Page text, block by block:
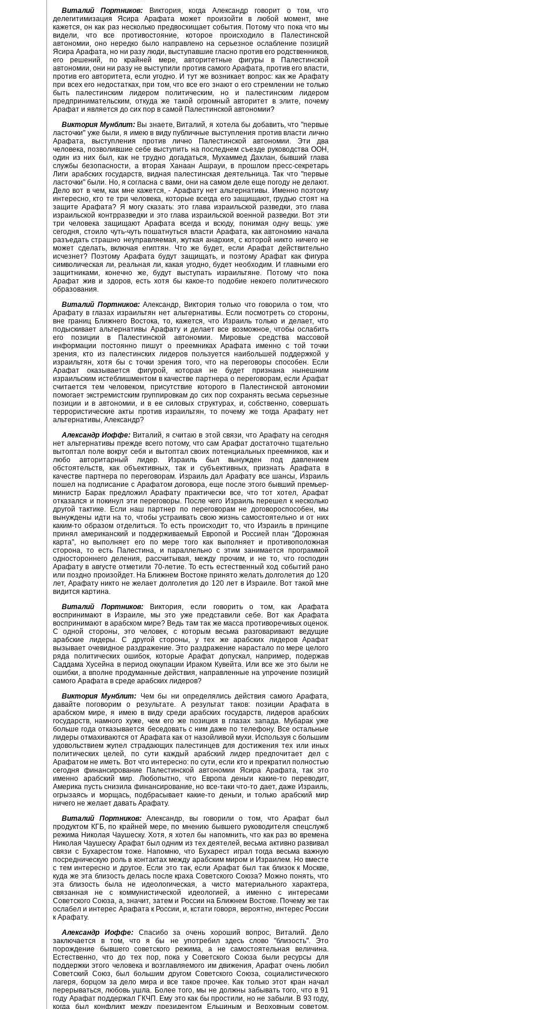
Виталий Портников:Виктория, когда Александр говорит о том, что
делегитимизация Ясира Арафата может произойти в любой момент, мне
кажется, он как раз несколько предвосхищает события. Потому что пока что мы
видели, что все противостояние, которое происходило в Палестинской
автономии, оно нередко было направлено на серьезное ослабление позиций
Ясира Арафата, но ни разу люди, выступавшие гласно против его родственников,
его решений, по крайней мере, авторитетные фигуры в Палестинской
автономии, они ни разу не выступили против самого Арафата, против его власти,
против его авторитета, если угодно. И тут же возникает вопрос: как же Арафату
при всех его недостатках, при том, что все его знают о его стремлении не только
быть палестинским лидером политическим, но и палестинским лидером
предпринимательским, откуда же такой огромный авторитет в элите, почему
Арафат и является до сих пор в самой Палестинской автономии?
Виктория Мунблит:Вы знаете, Виталий, я хотела бы добавить, что "первые
ласточки" уже были, я имею в виду публичные выступления против власти лично
Арафата, выступления против лично Палестинской автономии. Эти два
человека, позволившие себе выступить на последнем съезде руководства ООН,
один из них был, как не трудно догадаться, Мухаммед Дахлан, бывший глава
службы безопасности, а вторая Ханаан Ашрауи, в прошлом пресс-секретарь
Лиги арабских государств, видная палестинская деятельница. Так что "первые
ласточки" были. Но, я согласна с вами, они на самом деле еще погоду не делают.
Дело вот в чем, как мне кажется, - Арафату нет альтернативы. Именно поэтому
интересно, кто те три человека, которые всегда его защищают, грудью стоят на
защите Арафата? Я могу сказать: это глава израильской разведки, это глава
израильской контрразведки и это глава израильской военной разведки. Вот эти
три человека защищают Арафата всегда и всюду, понимая одну вещь: уже
сегодня, стоило чуть-чуть пошатнуться власти Арафата, как автономию начала
разъедать страшно неуправляемая, жуткая анархия, с которой никто ничего не
может сделать, включая египтян. Что же будет, если Арафат действительно
исчезнет? Поэтому Арафата будут защищать, и поэтому Арафат как фигура
символическая ли, реальная ли, какая угодно, будет необходим. И главными его
защитниками, конечно же, будут выступать израильтяне. Потому что пока
Арафат жив и здоров, есть хотя бы какое-то подобие некоего политического
образования.
Виталий Портников:Александр, Виктория только что говорила о том, что
Арафату в глазах израильтян нет альтернативы. Если посмотреть со стороны,
вне границ Ближнего Востока, то, кажется, что Израиль только и делает, что
подыскивает альтернативы Арафату и делает все возможное, чтобы ослабить
его позиции в Палестинской автономии. Мировые средства массовой
информации постоянно пишут о преемниках Арафата именно с той точки
зрения, кто из палестинских лидеров пользуется наибольшей поддержкой у
израильтян, хотя бы с точки зрения того, что на переговоры способен. Если
Арафат оказывается фигурой, которая не будет признана нынешним
израильским истеблишментом в качестве партнера о переговорам, если Арафат
считается тем человеком, присутствие которого в Палестинской автономии
помогает экстремистским группировкам до сих пор сохранять весьма серьезные
позиции и в автономии, и в ее силовых структурах, и, собственно, совершать
террористические акты против израильтян, то почему же тогда Арафату нет
альтернативы, Александр?
Александр Иоффе: Виталий, я считаю в этой связи, что Арафату на сегодня
нет альтернативы прежде всего потому, что сам Арафат достаточно тщательно
вытоптал поле вокруг себя и вытоптал своих потенциальных преемников, как и
любо авторитарный лидер. Израиль был вынужден под давлением
обстоятельств, как объективных, так и субъективных, признать Арафата в
качестве партнера по переговорам. Израиль дал Арафату все шансы, Израиль
пошел на подписание с Арафатом договора, еще после этого бывший премьер-
министр Барак предложил Арафату практически все, что тот хотел, Арафат
отказался и покинул эти переговоры. После чего Израиль перешел к несколько
другой тактике. Если наш партнер по переговорам не договороспособен, мы
вынуждены идти на то, чтобы устраивать свою жизнь самостоятельно и от них
каким-то образом отделиться. То есть происходит то, что Израиль в принципе
принял американский и поддерживаемый Европой и Россией план "Дорожная
карта", но выполняет его по мере того как выполняет и противоположная
сторона, то есть Палестина, и параллельно с этим занимается программой
одностороннего деления, рассчитывая, между прочим, и не то, что господин
Арафату в августе отметили 70-летие. То есть естественный ход событий рано
или поздно произойдет. На Ближнем Востоке принято желать долголетия до 120
лет, Арафату никто не желает долголетия до 120 лет в Израиле. Вот такой мне
видится картина.
Виталий Портников:Виктория, если говорить о том, как Арафата
воспринимают в Израиле, мы это уже представили себе. Вот как Арафата
воспринимают в арабском мире? Ведь там так же масса противоречивых оценок.
С одной стороны, это человек, с которым весьма разговаривают ведущие
арабские лидеры. С другой стороны, у тех же арабских лидеров Арафат
вызывает очевидное раздражение. Это раздражение нарастало по мере целого
ряда политических ошибок, которые Арафат допускал, например, подержав
Саддама Хусейна в период оккупации Ираком Кувейта. Или все же это были не
ошибки, а вполне продуманные действия, направленные на упрочение позиций
самого Арафата в среде арабских лидеров?
Виктория Мунблит: Чем бы ни определялись действия самого Арафата,
давайте поговорим о результате. А результат таков: позиции Арафата в
арабском мире, я имею в виду среди арабских государств, лидеров арабских
государств, намного хуже, чем его же позиция в глазах запада. Мубарак уже
больше года отказывается беседовать с ним даже по телефону. Все остальные
лидеры отмахиваются от Арафата как от назойливой мухи. Используя с большим
удовольствием жупел страдающих палестинцев для достижения тех или иных
политических целей, по сути каждый арабский лидер предпочитает дел с
Арафатом не иметь. Вот что интересно: по сути, если кто и прекратил полностью
сегодня финансирование Палестинской автономии Ясира Арафата, так это
именно арабский мир. Любопытно, что Европа деньги какие-то переводит,
Америка пусть снизила финансирование, но все-таки что-то дает, даже Израиль,
огрызаясь и морщась, подбрасывает какие-то деньги, и только арабский мир
ничего не желает давать Арафату.
Виталий Портников:Александр, вы говорили о том, что Арафат был
продуктом КГБ, по крайней мере, по мнению бывшего руководителя спецслужб
режима Николая Чаушеску. Хотя, я хотел бы напомнить, что как раз во времена
Николая Чаушеску Арафат был одним из тех деятелей, весьма активно развивал
связи с Бухарестом тоже. Напомню, что Бухарест играл тогда весьма важную
посредническую роль в контактах между арабским миром и Израилем. Но вместе
с тем интересно и другое. Если это так, если Арафат был так близок к Москве,
куда же эта близость делась после краха Советского Союза? Можно понять, что
эта близость была не идеологическая, а чисто материального характера,
связанная не с коммунистической идеологией, а именно с интересами
Советского Союза, а, значит, затем и России на Ближнем Востоке. Почему же так
ослабел и интерес Арафата к России, и, кстати говоря, вероятно, интерес России
к Арафату.
Александр Иоффе:Спасибо за очень хороший вопрос, Виталий. Дело
заключается в том, что я бы не употребил здесь слово "близость". Это
порождение бывшего советского режима, а не самостоятельная величина.
Естественно, что до тех пор, пока у Советского Союза были ресурсы для
поддержки этого человека и возглавляемого им движения, Арафат очень любил
Советский Союз, был большим другом Советского Союза, социалистического
лагеря, борцом за дело мира и все такое прочее. Как только этот кран начал
перерываться, любовь ушла. Более того, мы не должны забывать того, что в 91
году Арафат поддержал ГКЧП. Ему это как бы простили, но не забыли. В 93 году,
когда был конфликт между президентом Ельциным и Верховным советом,